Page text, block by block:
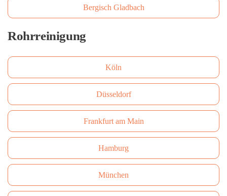
Bergisch Gladbach
Rohrreinigung
Köln
Düsseldorf
Frankfurt am Main
Hamburg
München